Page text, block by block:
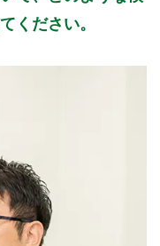
ください。